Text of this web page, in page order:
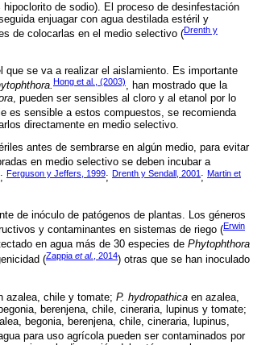
de sodio). El proceso de desinfestación
enjuagar con agua destilada estéril y
de colocarlas en el medio selectivo (Drenth y
que se va a realizar el aislamiento. Es importante
Hong et al., (2003), han mostrado que la
, pueden ser sensibles al cloro y al etanol por lo
es sensible a estos compuestos, se recomienda
directamente en medio selectivo.
antes de sembrarse en algún medio, para evitar
en medio selectivo se deben incubar a
; Ferguson y Jeffers, 1999; Drenth y Sendall, 2001 ; Martin et
de inóculo de patógenos de plantas. Los géneros
y contaminantes en sistemas de riego (Erwin
en agua más de 30 especies de Phytophthora
(Zappia et al. , 2014) otras que se han inoculado
azalea, chile y tomate; P. hydropathica en azalea,
berenjena, chile, cineraria, lupinus y tomate;
begonia, berenjena, chile, cineraria, lupinus,
para uso agrícola pueden ser contaminados por